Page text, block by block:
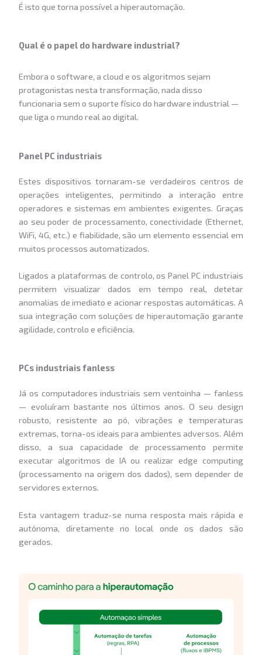
É isto que torna possível a hiperautomação.
Qual é o papel do hardware industrial?
Embora o software, a cloud e os algoritmos sejam
protagonistas nesta transformação, nada disso
funcionaria sem o suporte físico do hardware industrial —
que liga o mundo real ao digital.
Panel PC industriais
Estes dispositivos tornaram-se verdadeiros centros de
operações inteligentes, permitindo a interação entre
operadores e sistemas em ambientes exigentes. Graças
ao seu poder de processamento, conectividade (Ethernet,
WiFi, 4G, etc.) e fiabilidade, são um elemento essencial em
muitos processos automatizados.
Ligados a plataformas de controlo, os Panel PC industriais
permitem visualizar dados em tempo real, detetar
anomalias de imediato e acionar respostas automáticas. A
sua integração com soluções de hiperautomação garante
agilidade, controlo e eficiência.
PCs industriais fanless
Já os computadores industriais sem ventoinha — fanless
— evoluíram bastante nos últimos anos. O seu design
robusto, resistente ao pó, vibrações e temperaturas
extremas, torna-os ideais para ambientes adversos. Além
disso, a sua capacidade de processamento permite
executar algoritmos de IA ou realizar edge computing
(processamento na origem dos dados), sem depender de
servidores externos.
Esta vantagem traduz-se numa resposta mais rápida e
autónoma, diretamente no local onde os dados são
gerados.